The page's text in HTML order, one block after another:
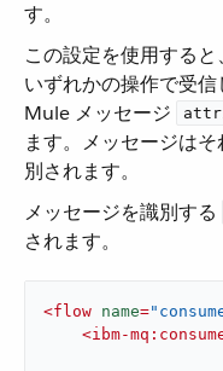
す。
この設定を使用すると、​
いずれかの操作で受
Mule メッセージ ​
ます。メッセージは
別されます。
メッセージを識別する ​
されます。
<flow name=
<ibm-